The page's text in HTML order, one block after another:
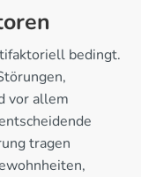
bedingt.
vor allem
tragen